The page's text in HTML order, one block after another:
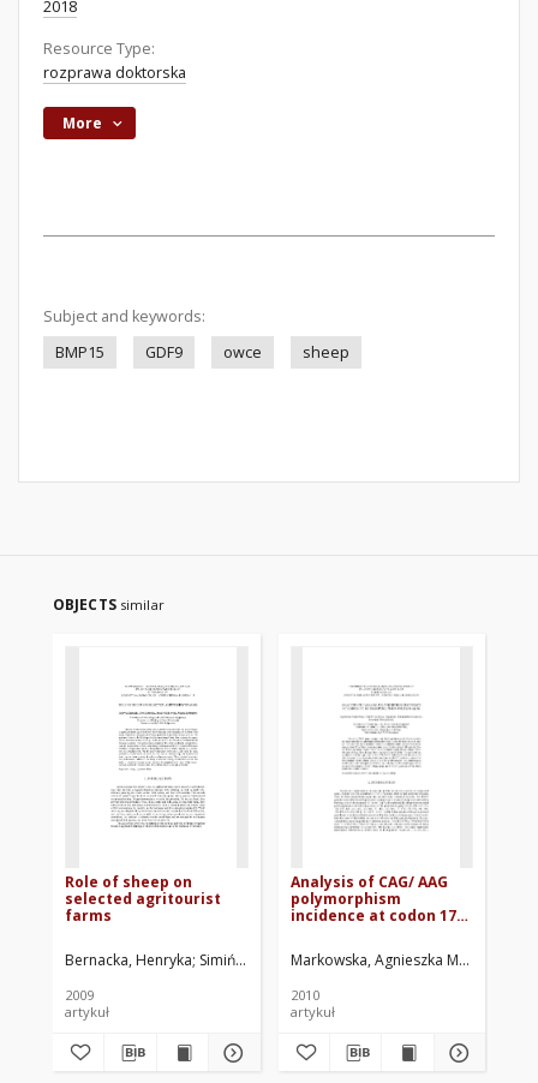
2018
Resource Type:
rozprawa doktorska
More
Subject and keywords:
BMP15
GDF9 owce sheep
OBJECTS similar
Role of sheep on
selected agritourist
farms
Bernacka, Henryka Simińska, Ewa Miklikowska, Anna Rybarczyk,
2009
artykuł
Analysis of CAG/ AAG
polymorphism
incidence at codon 171
protein gene
Markowska, Agnieszka Magdalena
2010
artykuł